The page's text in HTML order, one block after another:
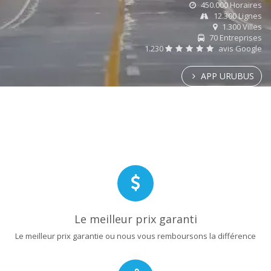
450.000 Horaires
12.300 Lignes
1.300 Villes
70 Entreprises
1.230
avis Google
APP URUBUS
Le meilleur prix garanti
Le meilleur prix garantie ou nous vous remboursons la différence